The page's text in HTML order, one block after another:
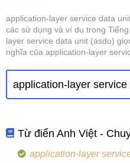
application-layer service data
các sử dụng và ví dụ trong
layer service data unit (asdu)
nghĩa của application-layer
Từ điển Anh Việt -
application-layer